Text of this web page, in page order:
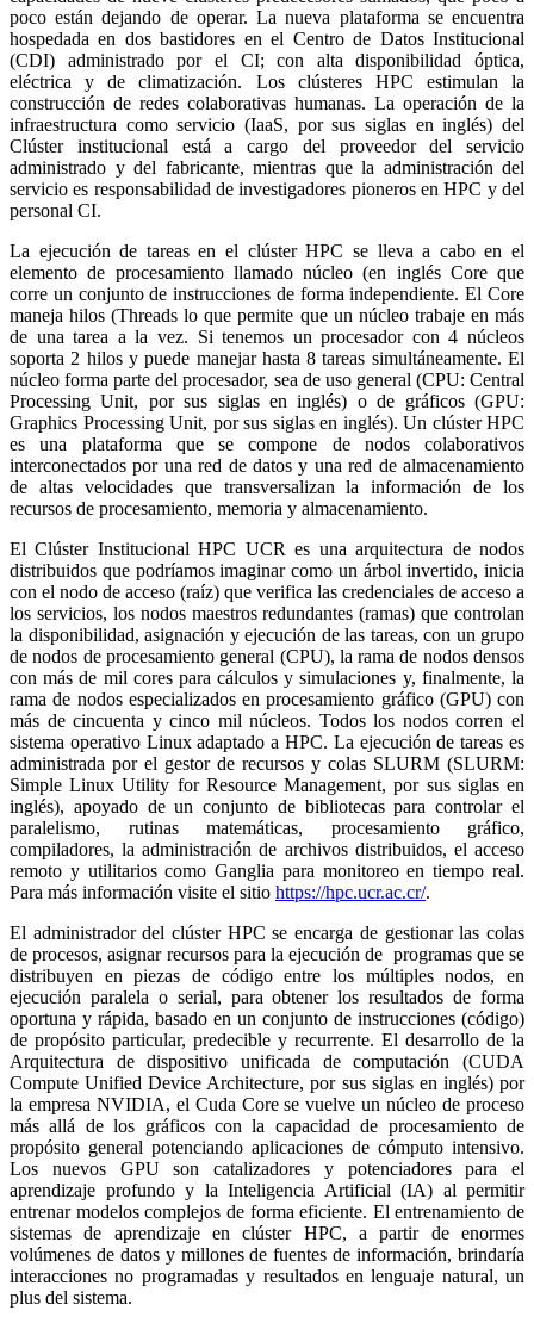
poco están dejando de operar. La nueva plataforma se encuentra
hospedada en dos bastidores en el Centro de Datos Institucional
(CDI) administrado por el CI; con alta disponibilidad óptica,
eléctrica y de climatización. Los clústeres HPC estimulan la
construcción de redes colaborativas humanas. La operación de la
infraestructura como servicio (IaaS, por sus siglas en inglés) del
Clúster institucional está a cargo del proveedor del servicio
administrado y del fabricante, mientras que la administración del
servicio es responsabilidad de investigadores pioneros en HPC y del
personal CI.
La ejecución de tareas en el clúster HPC se lleva a cabo en el
elemento de procesamiento llamado núcleo (en inglés Core que
corre un conjunto de instrucciones de forma independiente. El Core
maneja hilos (Threads lo que permite que un núcleo trabaje en más
de una tarea a la vez. Si tenemos un procesador con 4 núcleos
soporta 2 hilos y puede manejar hasta 8 tareas simultáneamente. El
núcleo forma parte del procesador, sea de uso general (CPU: Central
Processing Unit, por sus siglas en inglés) o de gráficos (GPU:
Graphics Processing Unit, por sus siglas en inglés). Un clúster HPC
es una plataforma que se compone de nodos colaborativos
interconectados por una red de datos y una red de almacenamiento
de altas velocidades que transversalizan la información de los
recursos de procesamiento, memoria y almacenamiento.
El Clúster Institucional HPC UCR es una arquitectura de nodos
distribuidos que podríamos imaginar como un árbol invertido, inicia
con el nodo de acceso (raíz) que verifica las credenciales de acceso a
los servicios, los nodos maestros redundantes (ramas) que controlan
la disponibilidad, asignación y ejecución de las tareas, con un grupo
de nodos de procesamiento general (CPU), la rama de nodos densos
con más de mil cores para cálculos y simulaciones y, finalmente, la
rama de nodos especializados en procesamiento gráfico (GPU) con
más de cincuenta y cinco mil núcleos. Todos los nodos corren el
sistema operativo Linux adaptado a HPC. La ejecución de tareas es
administrada por el gestor de recursos y colas SLURM (SLURM:
Simple Linux Utility for Resource Management, por sus siglas en
inglés), apoyado de un conjunto de bibliotecas para controlar el
paralelismo, rutinas matemáticas, procesamiento gráfico,
compiladores, la administración de archivos distribuidos, el acceso
remoto y utilitarios como Ganglia para monitoreo en tiempo real.
Para más información visite el sitio https://hpc.ucr.ac.cr/.
El administrador del clúster HPC se encarga de gestionar las colas
de procesos, asignar recursos para la ejecución de programas que se
distribuyen en piezas de código entre los múltiples nodos, en
ejecución paralela o serial, para obtener los resultados de forma
oportuna y rápida, basado en un conjunto de instrucciones (código)
de propósito particular, predecible y recurrente. El desarrollo de la
Arquitectura de dispositivo unificada de computación (CUDA
Compute Unified Device Architecture, por sus siglas en inglés) por
la empresa NVIDIA, el Cuda Core se vuelve un núcleo de proceso
más allá de los gráficos con la capacidad de procesamiento de
propósito general potenciando aplicaciones de cómputo intensivo.
Los nuevos GPU son catalizadores y potenciadores para el
aprendizaje profundo y la Inteligencia Artificial (IA) al permitir
entrenar modelos complejos de forma eficiente. El entrenamiento de
sistemas de aprendizaje en clúster HPC, a partir de enormes
volúmenes de datos y millones de fuentes de información, brindaría
interacciones no programadas y resultados en lenguaje natural, un
plus del sistema.